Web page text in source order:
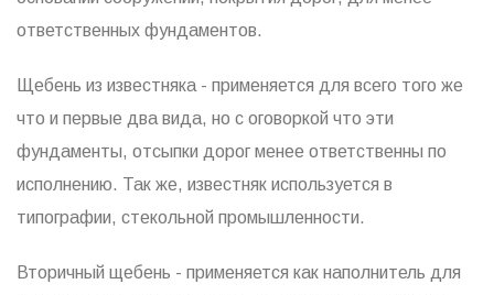
ответственных фундаментов.
Щебень из известняка - применяется для всего того же
что и первые два вида, но с оговоркой что эти
фундаменты, отсыпки дорог менее ответственны по
исполнению. Так же, известняк используется в
типографии, стекольной промышленности.
Вторичный щебень - применяется как наполнитель для